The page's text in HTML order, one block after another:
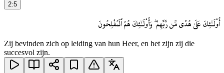
2:5
أُو۟لَـٰٓئِكَ عَلَىٰ هُدًى مِّن رَّبِّهِمْ ۖ وَأُو۟لَـٰٓئِكَ هُمُ ٱلْمُفْلِحُونَ
Zij bevinden zich op leiding van hun Heer, en het zijn zij die
succesvol zijn.